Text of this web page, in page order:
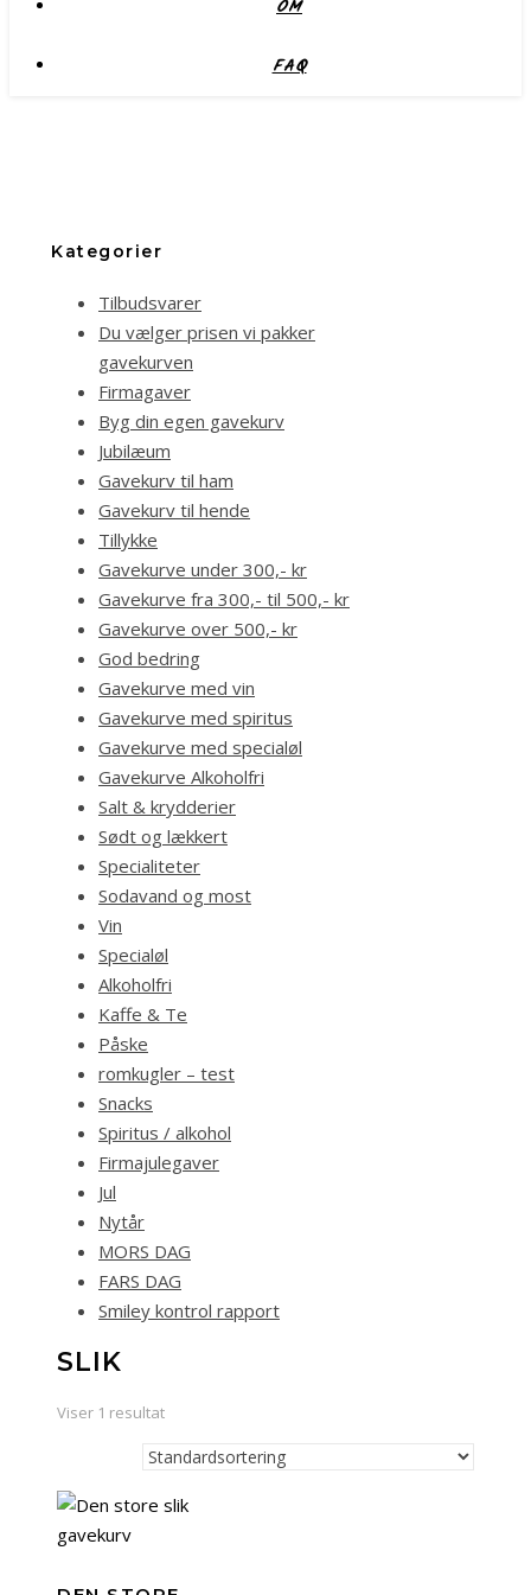
OM
FAQ
Kategorier
Tilbudsvarer
Du vælger prisen vi pakker
gavekurven
Firmagaver
Byg din egen gavekurv
Jubilæum
Gavekurv til ham
Gavekurv til hende
Tillykke
Gavekurve under 300,- kr
Gavekurve fra 300,- til 500,- kr
Gavekurve over 500,- kr
God bedring
Gavekurve med vin
Gavekurve med spiritus
Gavekurve med specialøl
Gavekurve Alkoholfri
Salt & krydderier
Sødt og lækkert
Specialiteter
Sodavand og most
Vin
Specialøl
Alkoholfri
Kaffe & Te
Påske
romkugler – test
Snacks
Spiritus / alkohol
Firmajulegaver
Jul
Nytår
MORS DAG
FARS DAG
Smiley kontrol rapport
SLIK
Viser 1 resultat